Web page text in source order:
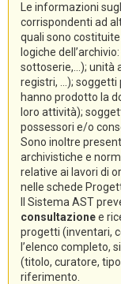
Le informazioni
corrispondenti ad
quali sono
logiche
sottoserie,...); unità
registri, ...);
hanno prodotto la
loro attività);
possessori e/o
Sono inoltre
archivistiche e
relative ai lavori di
nelle schede
Il Sistema AST
consultazionee
progetti (inventari,
l’elenco completo,
(titolo, curatore,
riferimento.